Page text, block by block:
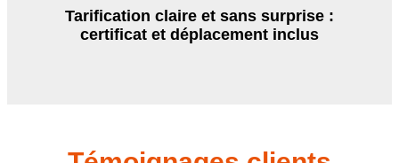
Tarification claire et sans surprise :
certificat et déplacement inclus